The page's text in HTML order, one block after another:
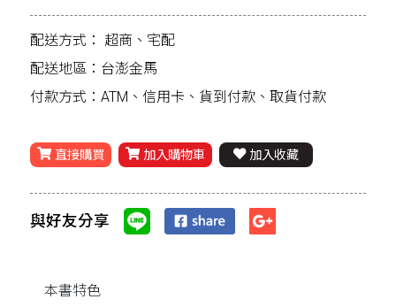
配送方式： 超商、宅配
配送地區：台澎金馬
付款方式：ATM、信用卡、貨到付款、取貨付款
直接購買 加入購物車 加入收藏
與好友分享
本書特色